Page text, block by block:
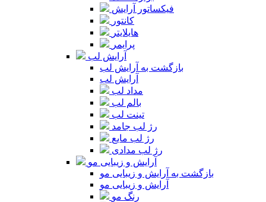
فیکساتور آرایش
کانتور
هایلایتر
پرایمر
آرایش لب
بازگشت به آرایش لب
آرایش لب
مداد لب
بالم لب
تینت لب
رژ لب جامد
رژ لب مایع
رژ لب مدادی
آرایش و زیبایی مو
بازگشت به آرایش و زیبایی مو
آرایش و زیبایی مو
رنگ مو